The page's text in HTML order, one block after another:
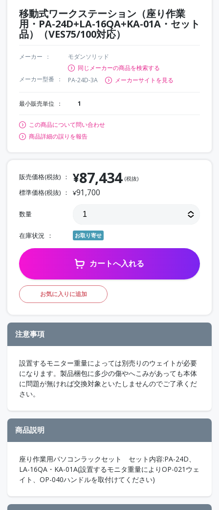
移動式ワークステーション（座り作業
用・PA-24D+LA-16QA+KA-01A・セット
品）（VES75/100対応）
メーカー
モダンソリッド
同じメーカーの商品を検索する
メーカー型番
PA-24D-3A メーカーサイトを見る
最小販売単位 1
この商品について問い合わせ
商品詳細の誤りを報告
販売価格(税抜) ¥87,434 (税抜)
標準価格(税抜) ¥91,700
数量
在庫状況 お取り寄せ
カートへ入れる
お気に入りに追加
注意事項
設置するモニター重量によっては別売りのウェイトが必要
になります。製品梱包に多少の傷やへこみがあっても本体
に問題が無ければ交換対象といたしませんのでご了承くだ
さい。
商品説明
座り作業用パソコンラックセット セット内容:PA-24D、
LA-16QA・KA-01A(設置するモニタ重量によりOP-021ウェ
イト、OP-040ハンドルを取付けてください)